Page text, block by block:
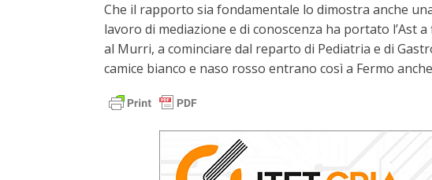
Che il rapporto sia fondamentale lo dimostra anche
lavoro di mediazione e di conoscenza ha portato
al Murri, a cominciare dal reparto di Pediatria e di
camice bianco e naso rosso entrano così a Fermo